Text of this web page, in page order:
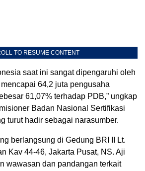
TO RESUME CONTENT
saat ini sangat dipengaruhi oleh
64,2 juta pengusaha
61,07% terhadap PDB,” ungkap
Badan Nasional Sertifikasi
turut hadir sebagai narasumber.
berlangsung di Gedung BRI II Lt.
Kav 44-46, Jakarta Pusat, NS. Aji
wawasan dan pandangan terkait